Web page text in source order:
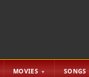
MOVIES SONGS